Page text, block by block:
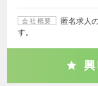
会社概要
匿名求人
す。